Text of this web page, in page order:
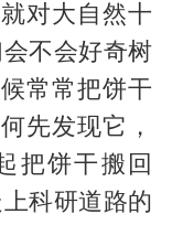
对大自然十
不会好奇树
常常把饼干
先发现它，
把饼干搬回
科研道路的